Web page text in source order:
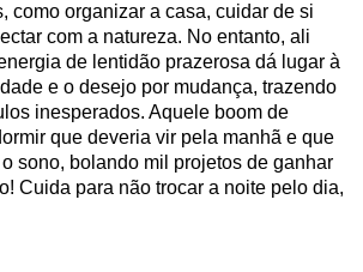
como organizar a casa, cuidar de si
com a natureza. No entanto, ali
de lentidão prazerosa dá lugar à
e o desejo por mudança, trazendo
inesperados. Aquele boom de
que deveria vir pela manhã e que
sono, bolando mil projetos de ganhar
Cuida para não trocar a noite pelo dia,